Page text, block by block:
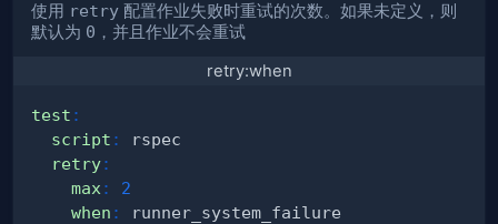
使用 retry 配置作业失败时重试的次数。如果未定义，则
默认为 0 ，并且作业不会重试
retry:when
test :
script :
retry:
max :
2
when :